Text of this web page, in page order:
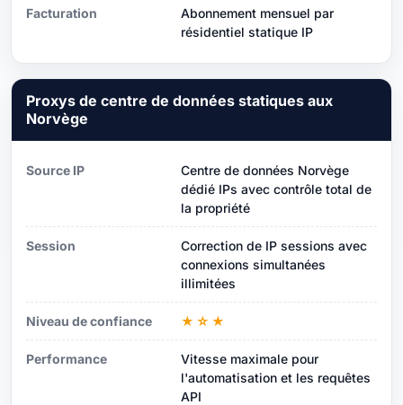
Facturation
Abonnement mensuel par
résidentiel statique IP
Proxys de centre de données statiques aux
Norvège
Source IP
Centre de données Norvège
dédié IPs avec contrôle total de
la propriété
Session
Correction de IP sessions avec
connexions simultanées
illimitées
Niveau de confiance ★☆★
Performance
Vitesse maximale pour
l'automatisation et les requêtes
API